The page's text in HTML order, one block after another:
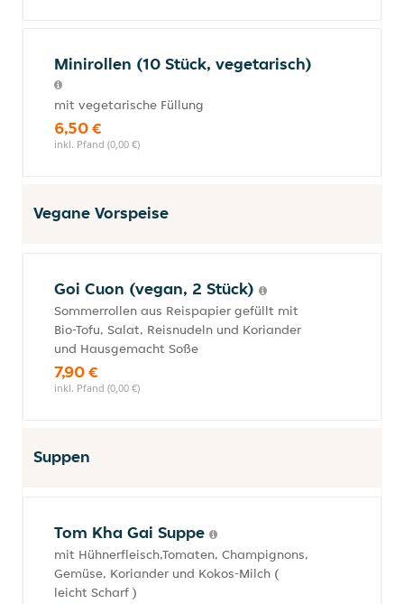
Minirollen (10 Stück, vegetarisch)
mit vegetarische Füllung
6,50 €
inkl. Pfand (0,00 €)
Vegane Vorspeise
Goi Cuon (vegan, 2 Stück)
Sommerrollen aus Reispapier gefüllt mit
Bio-Tofu, Salat, Reisnudeln und Koriander
und Hausgemacht Soße
7,90 €
inkl. Pfand (0,00 €)
Suppen
Tom Kha Gai Suppe
mit Hühnerfleisch,Tomaten, Champignons,
Gemüse, Koriander und Kokos-Milch (
leicht Scharf )